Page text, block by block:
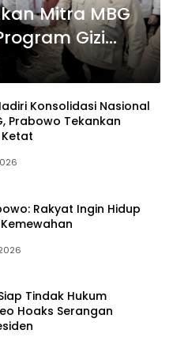
Mitra MBG
Gizi
Konsolidasi Nasional
Prabowo Tekankan
Rakyat Ingin Hidup
Tindak Hukum
Hoaks Serangan